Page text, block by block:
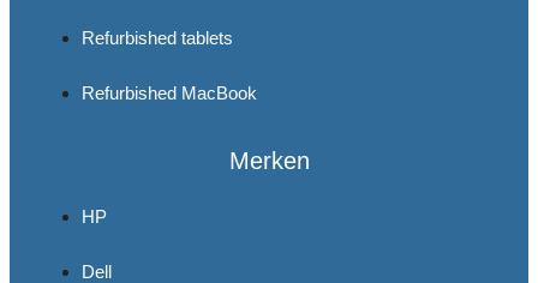
Refurbished tablets
Refurbished MacBook
Merken
HP
Dell